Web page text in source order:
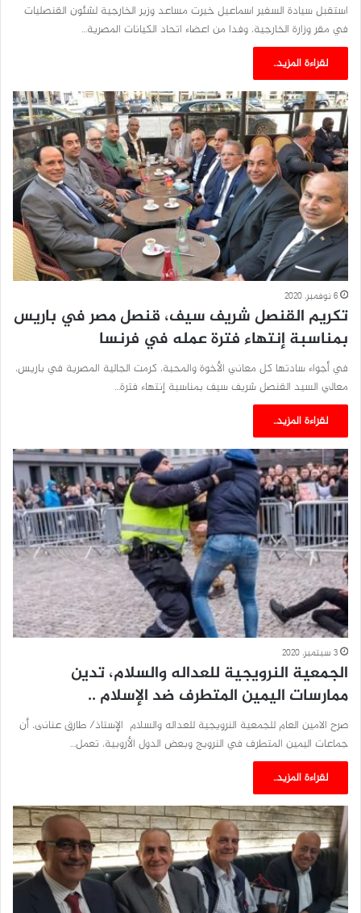
استقبل سيادة السفير اسماعيل خيرت مساعد وزير الخارجية لشئون القنصليات
في مقر وزارة الخارجية، وفدا من اعضاء اتحاد الكيانات المصرية…
لقراءة المزيد..
6 نوفمبر، 2020
تكريم القنصل شريف سيف، قنصل مصر في باريس
بمناسبة إنتهاء فترة عمله في فرنسا
في أجواء سادتها كل معاني الأخوة والمحبة، كرمت الجالية المصرية في باريس،
معالي السيد القنصل شريف سيف بمناسبة إنتهاء فترة…
لقراءة المزيد..
3 سبتمبر، 2020
الجمعية النرويجية للعداله والسلام، تدين
ممارسات اليمين المتطرف ضد الإسلام ..
صرح الامين العام للجمعية النرويجية للعداله والسلام الإستاذ/ طارق عنانى، أن
جماعات اليمين المتطرف في النرويج وبعض الدول الأروبية، تعمل…
لقراءة المزيد..